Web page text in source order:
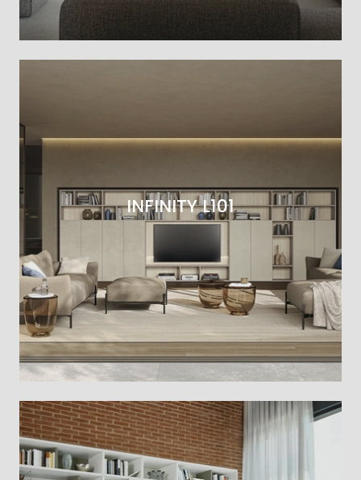
INFINITY L101